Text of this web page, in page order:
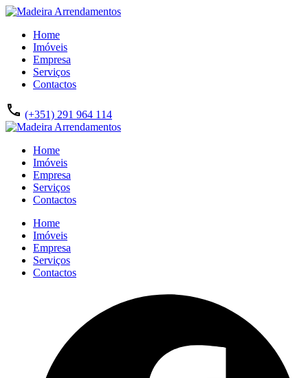
Home
Imóveis
Empresa
Serviços
Contactos
(+351) 291 964 114
Home
Imóveis
Empresa
Serviços
Contactos
Home
Imóveis
Empresa
Serviços
Contactos